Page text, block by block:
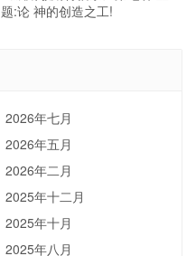
题:论 神的创造之工!
2026年七月
2026年五月
2026年二月
2025年十二月
2025年十月
2025年八月